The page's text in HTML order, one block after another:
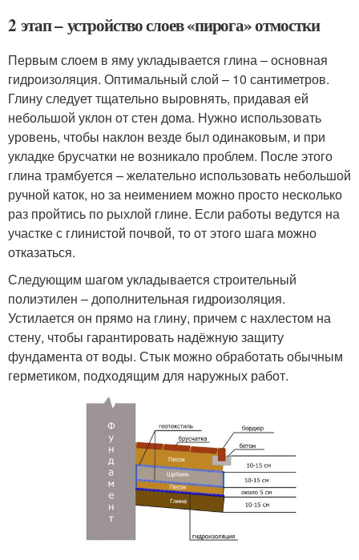
2 этап – устройство слоев «пирога» отмостки
Первым слоем в яму укладывается глина – основная
гидроизоляция. Оптимальный слой – 10 сантиметров.
Глину следует тщательно выровнять, придавая ей
небольшой уклон от стен дома. Нужно использовать
уровень, чтобы наклон везде был одинаковым, и при
укладке брусчатки не возникало проблем. После этого
глина трамбуется – желательно использовать небольшой
ручной каток, но за неимением можно просто несколько
раз пройтись по рыхлой глине. Если работы ведутся на
участке с глинистой почвой, то от этого шага можно
отказаться.
Следующим шагом укладывается строительный
полиэтилен – дополнительная гидроизоляция.
Устилается он прямо на глину, причем с нахлестом на
стену, чтобы гарантировать надёжную защиту
фундамента от воды. Стык можно обработать обычным
герметиком, подходящим для наружных работ.